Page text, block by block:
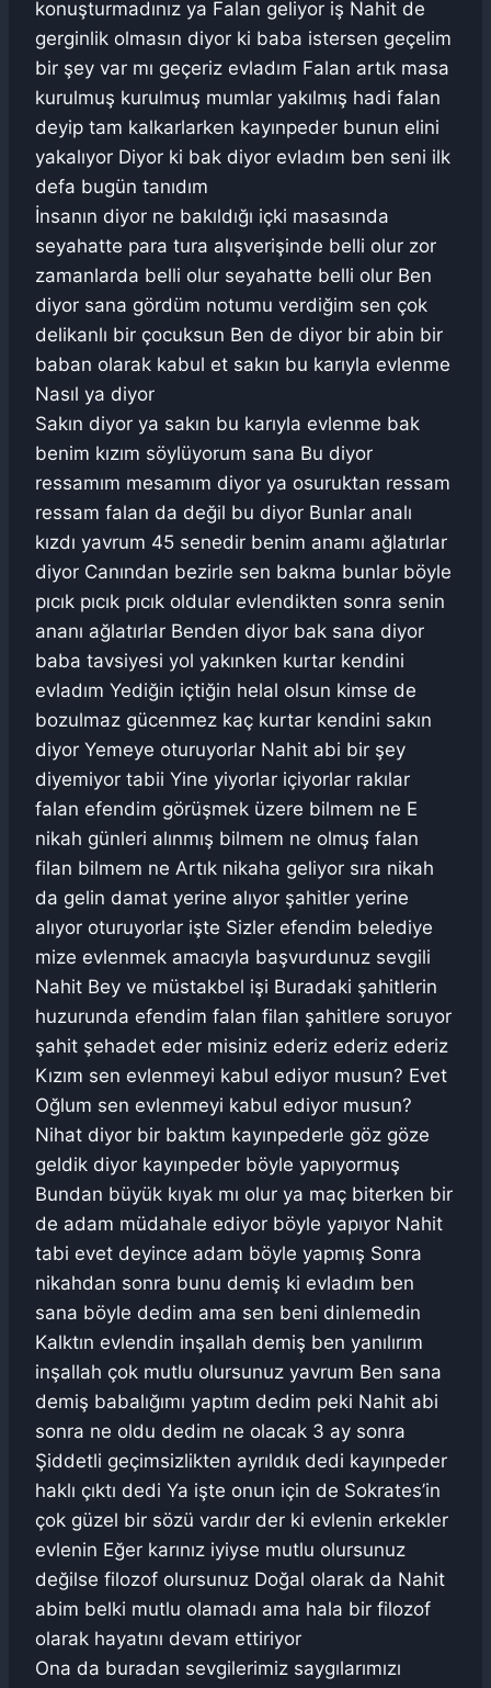
konuşturmadınız ya Falan geliyor iş Nahit de
gerginlik olmasın diyor ki baba istersen geçelim
bir şey var mı geçeriz evladım Falan artık masa
kurulmuş kurulmuş mumlar yakılmış hadi falan
deyip tam kalkarlarken kayınpeder bunun elini
yakalıyor Diyor ki bak diyor evladım ben seni ilk
defa bugün tanıdım
İnsanın diyor ne bakıldığı içki masasında
seyahatte para tura alışverişinde belli olur zor
zamanlarda belli olur seyahatte belli olur Ben
diyor sana gördüm notumu verdiğim sen çok
delikanlı bir çocuksun Ben de diyor bir abin bir
baban olarak kabul et sakın bu karıyla evlenme
Nasıl ya diyor
Sakın diyor ya sakın bu karıyla evlenme bak
benim kızım söylüyorum sana Bu diyor
ressamım mesamım diyor ya osuruktan ressam
ressam falan da değil bu diyor Bunlar analı
kızdı yavrum 45 senedir benim anamı ağlatırlar
diyor Canından bezirle sen bakma bunlar böyle
pıcık pıcık pıcık oldular evlendikten sonra senin
ananı ağlatırlar Benden diyor bak sana diyor
baba tavsiyesi yol yakınken kurtar kendini
evladım Yediğin içtiğin helal olsun kimse de
bozulmaz gücenmez kaç kurtar kendini sakın
diyor Yemeye oturuyorlar Nahit abi bir şey
diyemiyor tabii Yine yiyorlar içiyorlar rakılar
falan efendim görüşmek üzere bilmem ne E
nikah günleri alınmış bilmem ne olmuş falan
filan bilmem ne Artık nikaha geliyor sıra nikah
da gelin damat yerine alıyor şahitler yerine
alıyor oturuyorlar işte Sizler efendim belediye
mize evlenmek amacıyla başvurdunuz sevgili
Nahit Bey ve müstakbel işi Buradaki şahitlerin
huzurunda efendim falan filan şahitlere soruyor
şahit şehadet eder misiniz ederiz ederiz ederiz
Kızım sen evlenmeyi kabul ediyor musun? Evet
Oğlum sen evlenmeyi kabul ediyor musun?
Nihat diyor bir baktım kayınpederle göz göze
geldik diyor kayınpeder böyle yapıyormuş
Bundan büyük kıyak mı olur ya maç biterken bir
de adam müdahale ediyor böyle yapıyor Nahit
tabi evet deyince adam böyle yapmış Sonra
nikahdan sonra bunu demiş ki evladım ben
sana böyle dedim ama sen beni dinlemedin
Kalktın evlendin inşallah demiş ben yanılırım
inşallah çok mutlu olursunuz yavrum Ben sana
demiş babalığımı yaptım dedim peki Nahit abi
sonra ne oldu dedim ne olacak 3 ay sonra
Şiddetli geçimsizlikten ayrıldık dedi kayınpeder
haklı çıktı dedi Ya işte onun için de Sokrates’in
çok güzel bir sözü vardır der ki evlenin erkekler
evlenin Eğer karınız iyiyse mutlu olursunuz
değilse filozof olursunuz Doğal olarak da Nahit
abim belki mutlu olamadı ama hala bir filozof
olarak hayatını devam ettiriyor
Ona da buradan sevgilerimiz saygılarımızı